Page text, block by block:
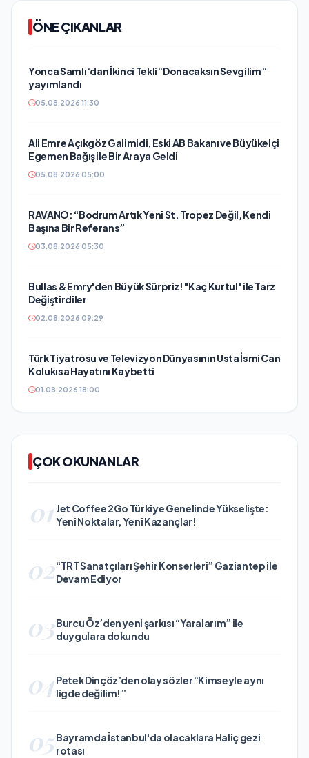
ÖNE ÇIKANLAR
Yonca Samlı ‘dan İkinci Tekli “Donacaksın Sevgilim “
yayımlandı
05.08.2026 11:30
Ali Emre Açıkgöz Galimidi, Eski AB Bakanı ve Büyükelçi
Egemen Bağış ile Bir Araya Geldi
05.08.2026 05:00
RAVANO: “Bodrum Artık Yeni St. Tropez Değil, Kendi
Başına Bir Referans”
03.08.2026 05:30
Bullas & Emry'den Büyük Sürpriz! "Kaç Kurtul" ile Tarz
Değiştirdiler
02.08.2026 09:29
Türk Tiyatrosu ve Televizyon Dünyasının Usta İsmi Can
Kolukısa Hayatını Kaybetti
01.08.2026 18:00
ÇOK OKUNANLAR
01 Jet Coffee 2Go Türkiye Genelinde Yükselişte:
Yeni Noktalar, Yeni Kazançlar!
02“TRT Sanatçıları Şehir Konserleri” Gaziantep ile
Devam Ediyor
03Burcu Öz’den yeni şarkısı “Yaralarım” ile
duygulara dokundu
04Petek Dinçöz’den olay sözler “Kimseyle aynı
ligde değilim!”
05Bayramda İstanbul'da olacaklara Haliç gezi
rotası